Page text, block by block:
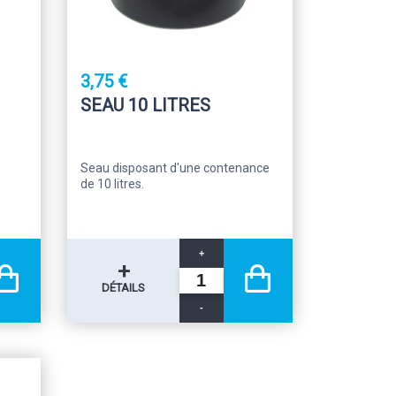
3,75 €
SEAU 10 LITRES
Seau disposant d'une contenance
de 10 litres.
+
DÉTAILS
-
+